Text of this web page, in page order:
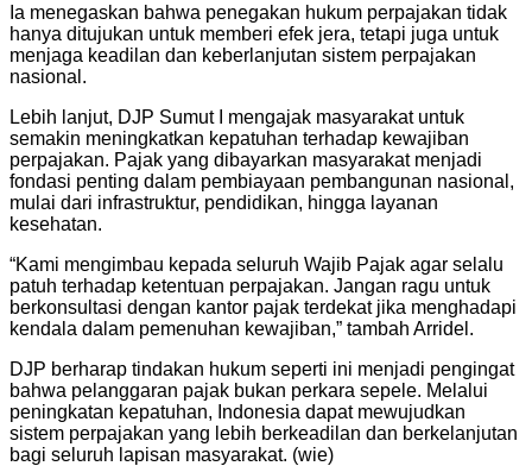
Ia menegaskan bahwa penegakan hukum perpajakan tidak
hanya ditujukan untuk memberi efek jera, tetapi juga untuk
menjaga keadilan dan keberlanjutan sistem perpajakan
nasional.
Lebih lanjut, DJP Sumut I mengajak masyarakat untuk
semakin meningkatkan kepatuhan terhadap kewajiban
perpajakan. Pajak yang dibayarkan masyarakat menjadi
fondasi penting dalam pembiayaan pembangunan nasional,
mulai dari infrastruktur, pendidikan, hingga layanan
kesehatan.
“Kami mengimbau kepada seluruh Wajib Pajak agar selalu
patuh terhadap ketentuan perpajakan. Jangan ragu untuk
berkonsultasi dengan kantor pajak terdekat jika menghadapi
kendala dalam pemenuhan kewajiban,” tambah Arridel.
DJP berharap tindakan hukum seperti ini menjadi pengingat
bahwa pelanggaran pajak bukan perkara sepele. Melalui
peningkatan kepatuhan, Indonesia dapat mewujudkan
sistem perpajakan yang lebih berkeadilan dan berkelanjutan
bagi seluruh lapisan masyarakat. (wie)